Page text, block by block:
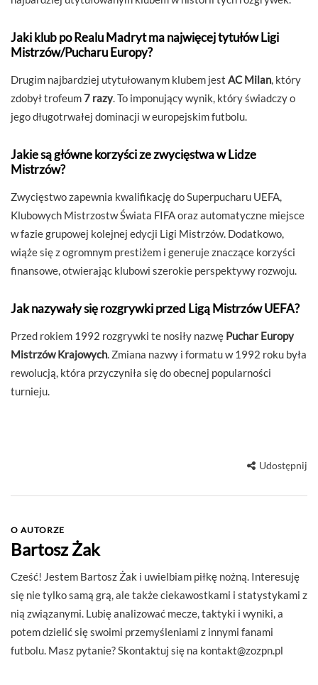
Jaki klub po Realu Madryt ma najwięcej tytułów Ligi
Mistrzów/Pucharu Europy?
Drugim najbardziej utytułowanym klubem jest AC Milan , który
zdobył trofeum 7 razy. To imponujący wynik, który świadczy o
jego długotrwałej dominacji w europejskim futbolu.
Jakie są główne korzyści ze zwycięstwa w Lidze
Mistrzów?
Zwycięstwo zapewnia kwalifikację do Superpucharu UEFA,
Klubowych Mistrzostw Świata FIFA oraz automatyczne miejsce
w fazie grupowej kolejnej edycji Ligi Mistrzów. Dodatkowo,
wiąże się z ogromnym prestiżem i generuje znaczące korzyści
finansowe, otwierając klubowi szerokie perspektywy rozwoju.
Jak nazywały się rozgrywki przed Ligą Mistrzów UEFA?
Przed rokiem 1992 rozgrywki te nosiły nazwę Puchar Europy
Mistrzów Krajowych . Zmiana nazwy i formatu w 1992 roku była
rewolucją, która przyczyniła się do obecnej popularności
turnieju.
Udostępnij
O AUTORZE
Bartosz Żak
Cześć! Jestem Bartosz Żak i uwielbiam piłkę nożną. Interesuję
się nie tylko samą grą, ale także ciekawostkami i statystykami z
nią związanymi. Lubię analizować mecze, taktyki i wyniki, a
potem dzielić się swoimi przemyśleniami z innymi fanami
futbolu. Masz pytanie? Skontaktuj się na kontakt@zozpn.pl